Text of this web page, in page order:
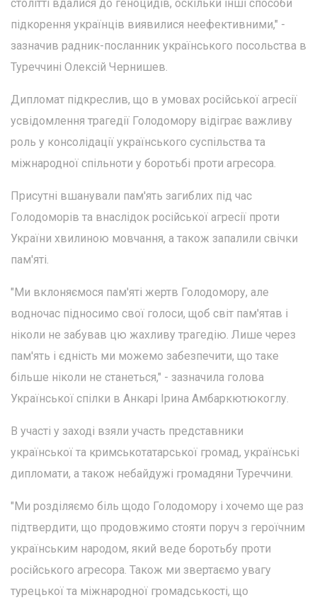
столітті вдалися до геноцидів, оскільки інші способи
підкорення українців виявилися неефективними," -
зазначив радник-посланник українського посольства в
Туреччині Олексій Чернишев.
Дипломат підкреслив, що в умовах російської агресії
усвідомлення трагедії Голодомору відіграє важливу
роль у консолідації українського суспільства та
міжнародної спільноти у боротьбі проти агресора.
Присутні вшанували пам'ять загиблих під час
Голодоморів та внаслідок російської агресії проти
України хвилиною мовчання, а також запалили свічки
пам'яті.
"Ми вклоняємося пам'яті жертв Голодомору, але
водночас підносимо свої голоси, щоб світ пам'ятав і
ніколи не забував цю жахливу трагедію. Лише через
пам'ять і єдність ми можемо забезпечити, що таке
більше ніколи не станеться," - зазначила голова
Української спілки в Анкарі Ірина Амбаркютюкоглу.
В участі у заході взяли участь представники
української та кримськотатарської громад, українські
дипломати, а також небайдужі громадяни Туреччини.
"Ми розділяємо біль щодо Голодомору і хочемо ще раз
підтвердити, що продовжимо стояти поруч з героїчним
українським народом, який веде боротьбу проти
російського агресора. Також ми звертаємо увагу
турецької та міжнародної громадськості, що